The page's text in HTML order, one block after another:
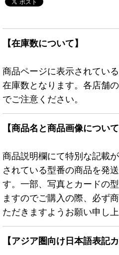
【在庫数について】
商品ページに表示されてい
在庫数となります。各店舗
でご注意ください。
【商品名と商品画像について
商品説明欄にて特別な記載
されている型番の商品を発
す。一部、写真とカードの
ますのでご購入の際、必ず
ただきますようお願い申し上
【アジア圏向け日本語表記